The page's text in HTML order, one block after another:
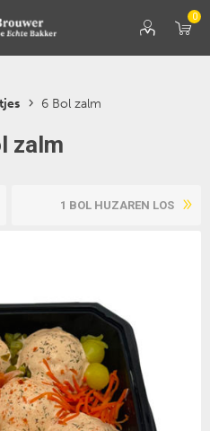
0
6 Bol zalm
zalm
1 BOL HUZAREN LOS